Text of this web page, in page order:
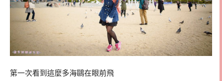
第一次看到這麼多海鷗在眼前飛